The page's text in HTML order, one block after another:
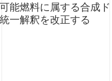
能燃料に属する合成
一解釈を改正する